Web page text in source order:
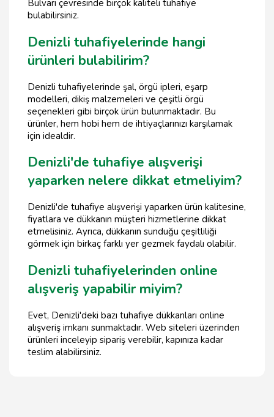
Bulvarı çevresinde birçok kaliteli tuhafiye
bulabilirsiniz.
Denizli tuhafiyelerinde hangi
ürünleri bulabilirim?
Denizli tuhafiyelerinde şal, örgü ipleri, eşarp
modelleri, dikiş malzemeleri ve çeşitli örgü
seçenekleri gibi birçok ürün bulunmaktadır. Bu
ürünler, hem hobi hem de ihtiyaçlarınızı karşılamak
için idealdir.
Denizli'de tuhafiye alışverişi
yaparken nelere dikkat etmeliyim?
Denizli'de tuhafiye alışverişi yaparken ürün kalitesine,
fiyatlara ve dükkanın müşteri hizmetlerine dikkat
etmelisiniz. Ayrıca, dükkanın sunduğu çeşitliliği
görmek için birkaç farklı yer gezmek faydalı olabilir.
Denizli tuhafiyelerinden online
alışveriş yapabilir miyim?
Evet, Denizli'deki bazı tuhafiye dükkanları online
alışveriş imkanı sunmaktadır. Web siteleri üzerinden
ürünleri inceleyip sipariş verebilir, kapınıza kadar
teslim alabilirsiniz.